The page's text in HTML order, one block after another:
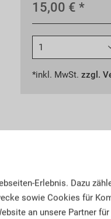
15,00 € *
*inkl. MwSt. zzgl.
Artikel-Nr.:
Anzahl der Lose:
Erlebnis. Dazu
sowie Cookies für
an unsere Partner